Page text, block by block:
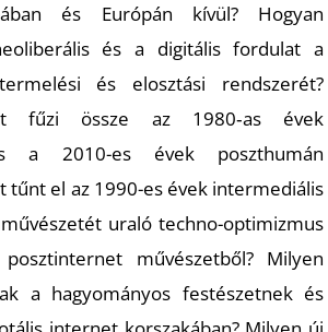
és Európán kívül? Hogyan
és a digitális fordulat a
és elosztási rendszerét?
fűzi össze az 1980‑as évek
a 2010-es évek poszthumán
tűnt el az 1990-es évek intermediális
uraló techno-optimizmus
művészetből? Milyen
a hagyományos festészetnek és